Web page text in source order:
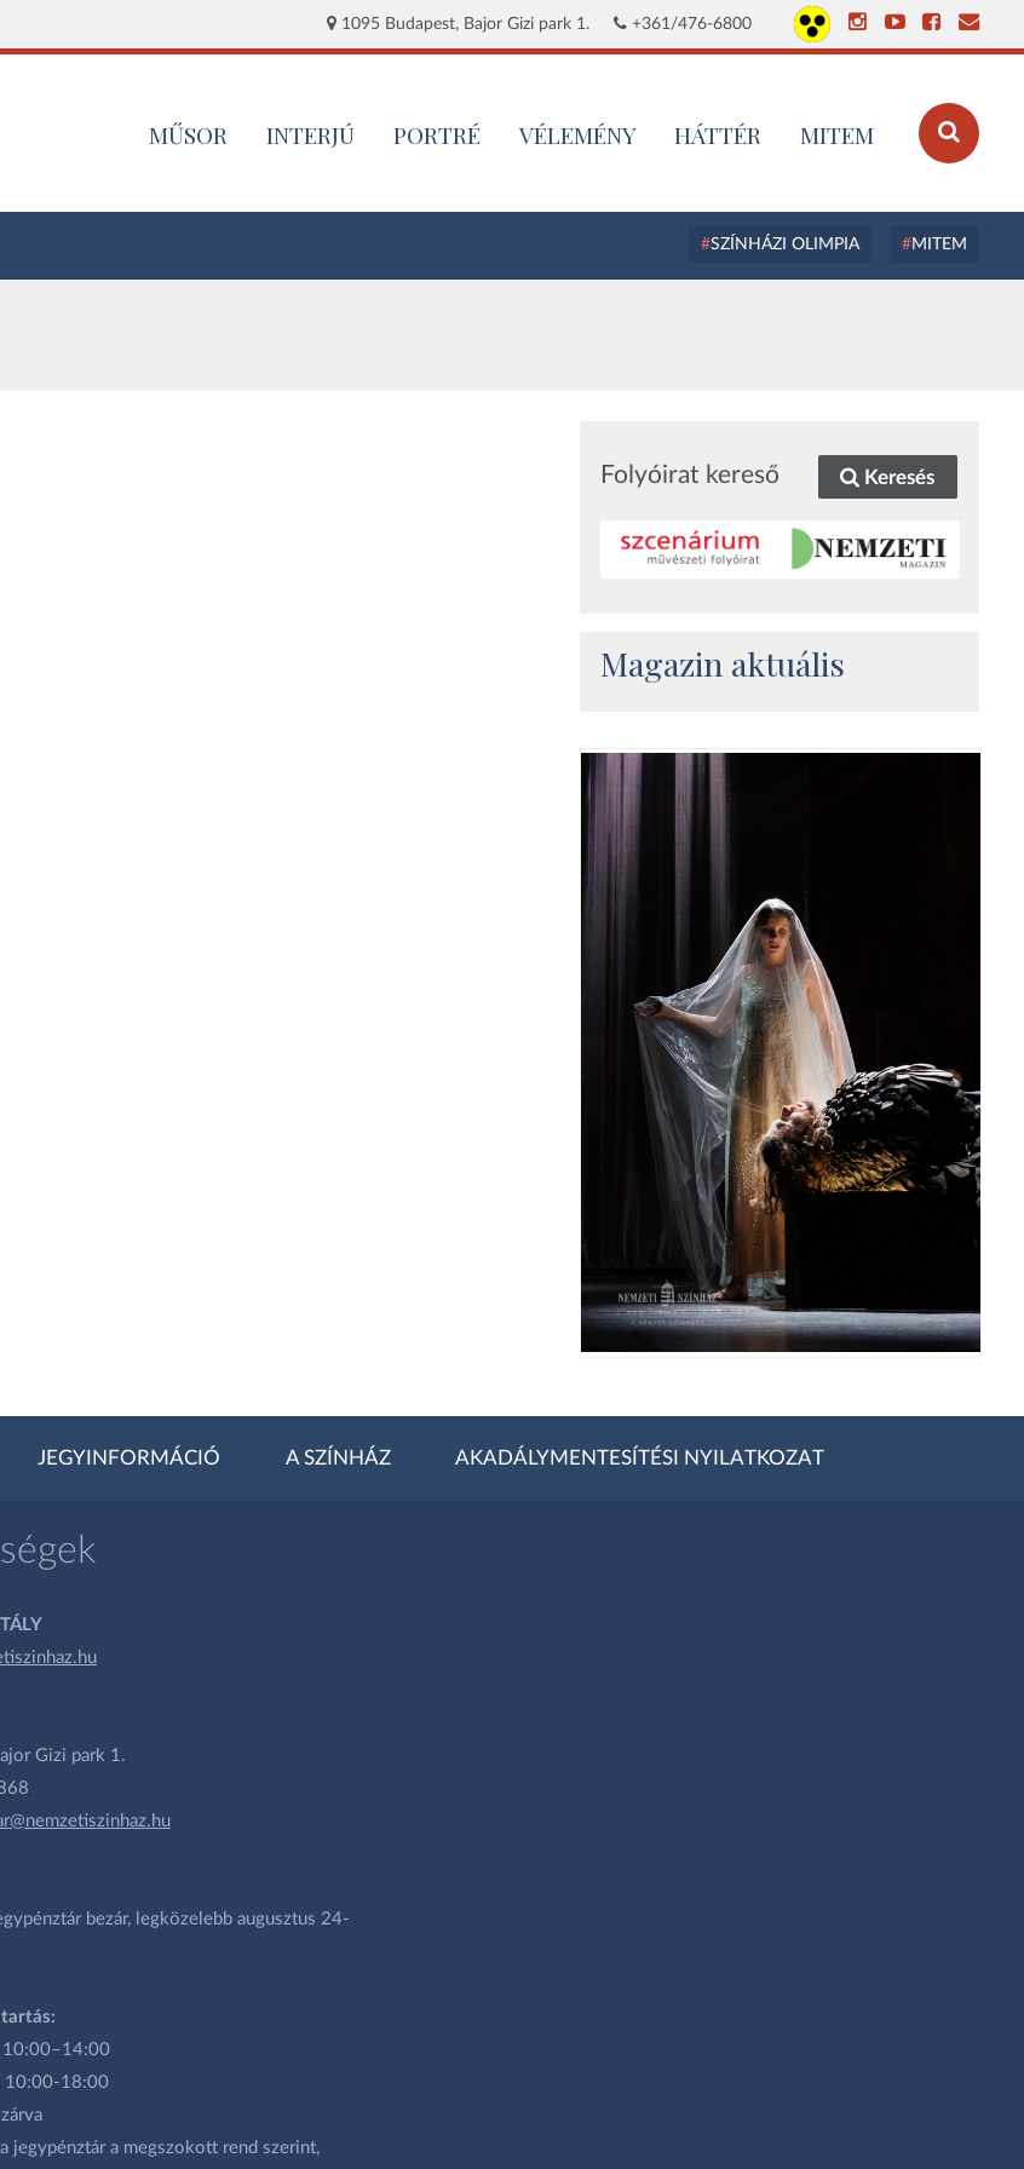
1095 Budapest, Bajor Gizi park 1. +361/476-6800
MŰSOR INTERJÚ PORTRÉ VÉLEMÉNY HÁTTÉR MITEM
SZÍNHÁZI OLIMPIA MITEM
Folyóirat kereső Keresés
Magazin aktuális
JEGYINFORMÁCIÓ A SZÍNHÁZ AKADÁLYMENTESÍTÉSI NYILATKOZAT
Gizi park 1.
bezár, legközelebb augusztus 24-
10:00–14:00
10:00-18:00
jegypénztár a megszokott rend szerint,